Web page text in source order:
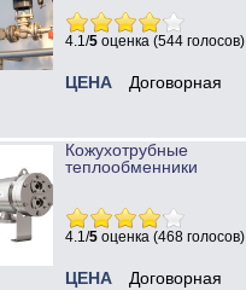
4.1/5 оценка (544 голосов)
ЦЕНА Договорная
Кожухотрубные
теплообменники
4.1/5 оценка (468 голосов)
ЦЕНА Договорная